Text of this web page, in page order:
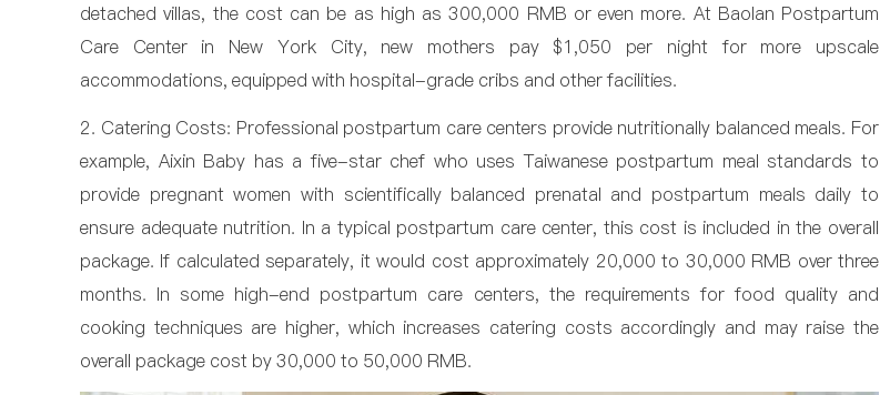
detached villas, the cost can be as high as 300,000 RMB or even more. At Baolan Postpartum
Care Center in New York City, new mothers pay $1,050 per night for more upscale
accommodations, equipped with hospital-grade cribs and other facilities.
2. Catering Costs: Professional postpartum care centers provide nutritionally balanced meals. For
example, Aixin Baby has a five-star chef who uses Taiwanese postpartum meal standards to
provide pregnant women with scientifically balanced prenatal and postpartum meals daily to
ensure adequate nutrition. In a typical postpartum care center, this cost is included in the overall
package. If calculated separately, it would cost approximately 20,000 to 30,000 RMB over three
months. In some high-end postpartum care centers, the requirements for food quality and
cooking techniques are higher, which increases catering costs accordingly and may raise the
overall package cost by 30,000 to 50,000 RMB.